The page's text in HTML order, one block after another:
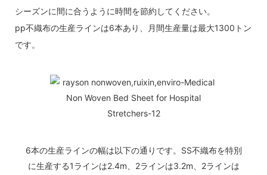
シーズンに間に合うように時間を節約してください。
pp不織布の生産ラインは6本あり、月間生産量は最大1300トン
です。
6本の生産ラインの幅は以下の通りです。SS不織布を特別
に生産する1ラインは2.4m、2ラインは3.2m、2ラインは